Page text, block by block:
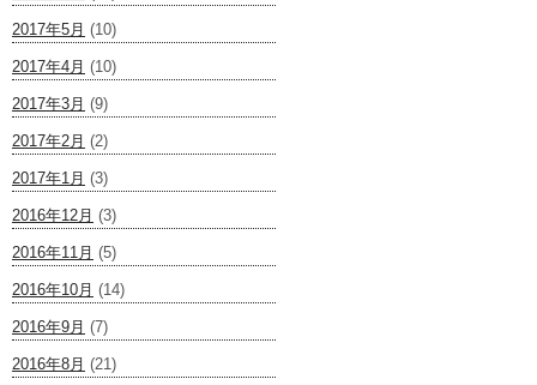
2017年5月 (10)
2017年4月 (10)
2017年3月 (9)
2017年2月 (2)
2017年1月 (3)
2016年12月 (3)
2016年11月 (5)
2016年10月 (14)
2016年9月 (7)
2016年8月 (21)